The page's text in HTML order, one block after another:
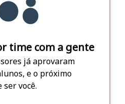
time com a gente
já aprovaram
e o próximo
ser você.